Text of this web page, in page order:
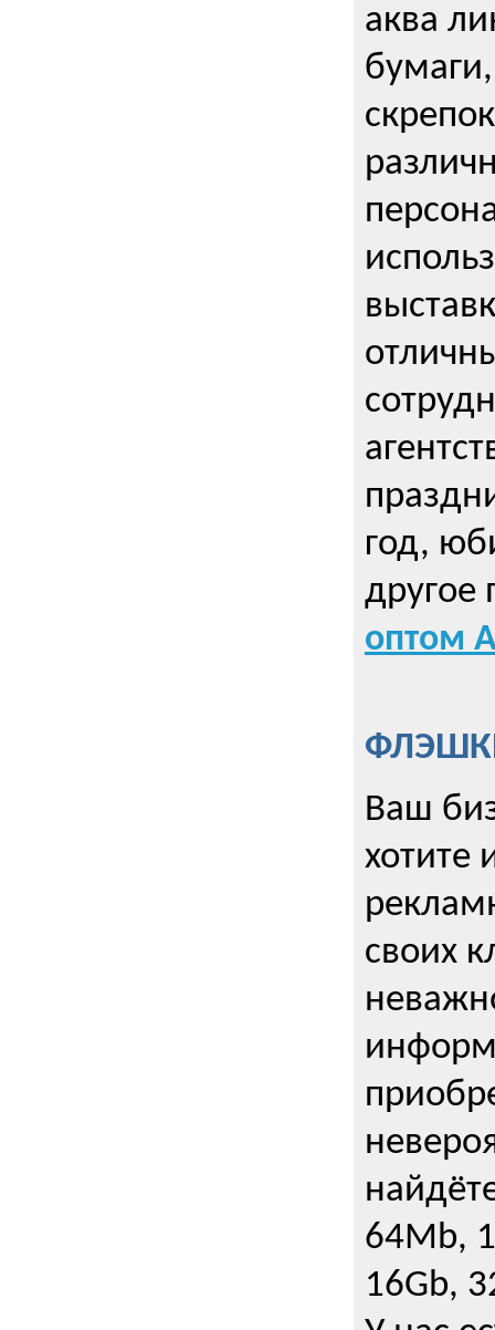
аква
год,
другое
оптом
Ваш
хотите
своих
64Mb,
16Gb,